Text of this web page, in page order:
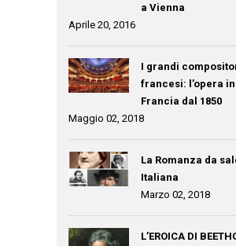
a Vienna
Aprile 20, 2016
I grandi
francesi: l’opera in
Francia dal 1850
Maggio 02, 2018
La Romanza da
Italiana
Marzo 02, 2018
L’EROICA DI